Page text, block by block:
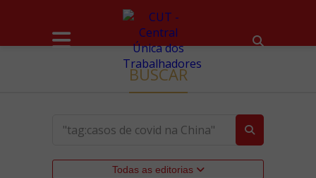
BUSCAR
Todas as editorias